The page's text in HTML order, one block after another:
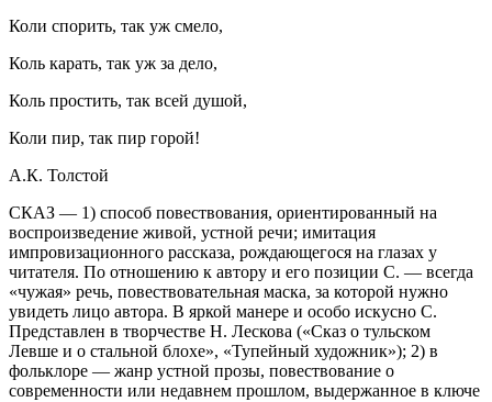
Коли спорить, так уж смело,
Коль карать, так уж за дело,
Коль простить, так всей душой,
Коли пир, так пир горой!
А.К. Толстой
СКАЗ — 1) способ повествования, ориентированный на
воспроизведение живой, устной речи; имитация
импровизационного рассказа, рождающегося на глазах у
читателя. По отношению к автору и его позиции С. — всегда
«чужая» речь, повествовательная маска, за которой нужно
увидеть лицо автора. В яркой манере и особо искусно С.
Представлен в творчестве Н. Лескова («Сказ о тульском
Левше и о стальной блохе», «Тупейный художник»); 2) в
фольклоре — жанр устной прозы, повествование о
современности или недавнем прошлом, выдержанное в ключе